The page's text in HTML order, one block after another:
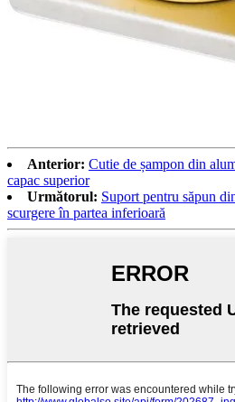
Anterior: Cutie de șampon din
capac superior
Următorul: Suport pentru săpun
scurgere în partea inferioară